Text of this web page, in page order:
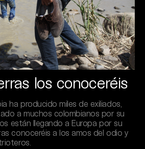
los conoceréis
ha producido miles de exiliados,
a muchos colombianos por su
están llegando a Europa por su
conoceréis a los amos del odio y